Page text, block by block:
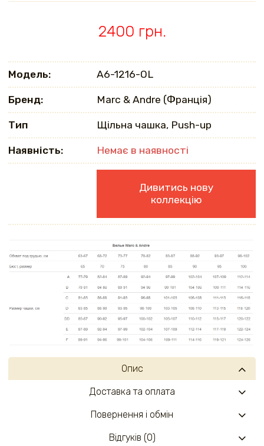
2400 грн.
Модель: A6-1216-OL
Бренд: Marc & Andre (Франція)
Тип Щільна чашка, Push-up
Наявність: Немає в наявності
Дивитись нову
коллекцію
Опис
Доставка та оплата
Повернення і обмін
Відгуків (0)